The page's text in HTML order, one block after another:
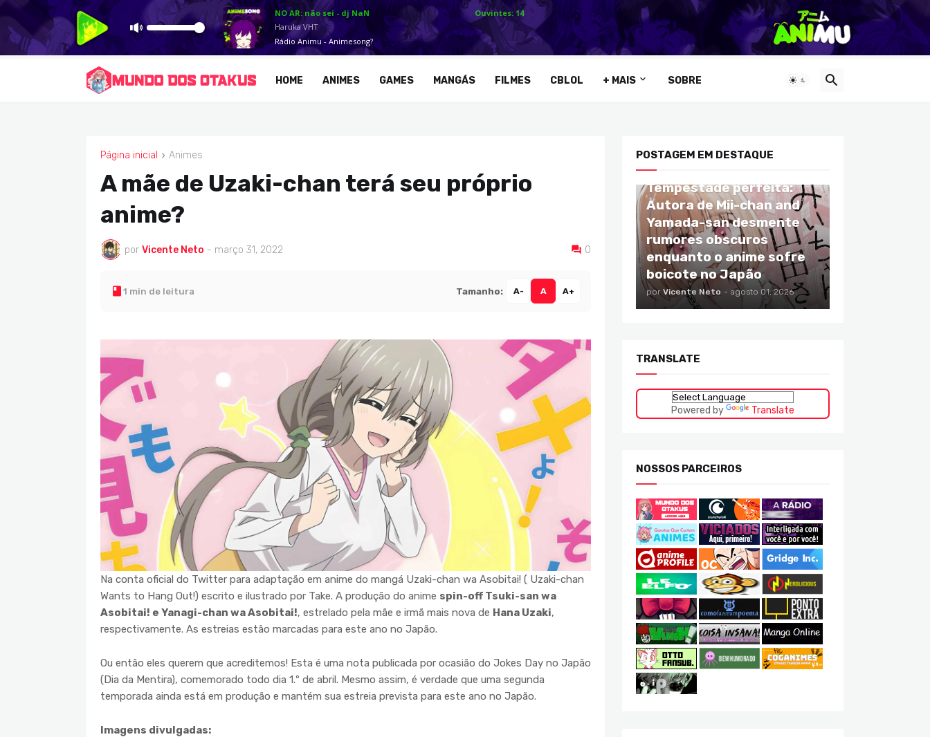
HOME ANIMES GAMES MANGÁS FILMES CBLOL + MAIS SOBRE
Página inicial Animes
ANIMES
A mãe de Uzaki-chan terá seu próprio
anime?
por Vicente Neto - março 31, 2022 0
1 min de leitura Tamanho: A- A A+
Na conta oficial do Twitter para adaptação em anime do mangá Uzaki-chan wa Asobitai! ( Uzaki-chan
Wants to Hang Out!) escrito e ilustrado por Take. A produção do anime spin-off Tsuki-san wa
Asobitai! e Yanagi-chan wa Asobitai!, estrelado pela mãe e irmã mais nova de Hana Uzaki,
respectivamente. As estreias estão marcadas para este ano no Japão.
Ou então eles querem que acreditemos! Esta é uma nota publicada por ocasião do Jokes Day no Japão
(Dia da Mentira), comemorado todo dia 1.º de abril. Mesmo assim, é verdade que uma segunda
temporada ainda está em produção e mantém sua estreia prevista para este ano no Japão.
Imagens divulgadas:
POSTAGEM EM DESTAQUE
Tempestade perfeita:
Autora de Mii-chan and
Yamada-san desmente
rumores obscuros
enquanto o anime sofre
boicote no Japão
por Vicente Neto - agosto 01, 2026
TRANSLATE
Powered by Translate
NOSSOS PARCEIROS